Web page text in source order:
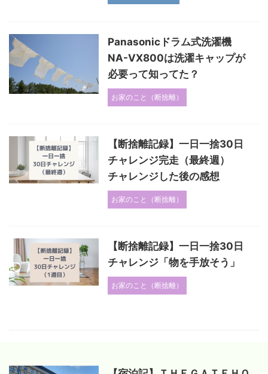
Panasonicドラム式洗濯機
NA-VX800は洗濯キャップが
必要って知ってた？
お家のこと（断捨離）
【断捨離記録】一日一捨30日
チャレンジ完走（最終週）
チャレンジした後の感想
お家のこと（断捨離）
【断捨離記録】一日一捨30日
チャレンジ「物を手放そう」
お家のこと（断捨離）